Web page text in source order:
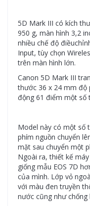
5D Mark III có kích
950 g, màn hình 3,2
nhiều chế độ
Input, tùy chọn
trên màn hình lớn.
Canon 5D Mark III
thước 36 x 24 mm độ
động 61 điểm một số
Model này có một số
phím nguồn chuyển
mặt sau chuyển một
Ngoài ra, thiết kế
giống mẫu EOS 7D
của mình. Lớp vỏ
với màu đen truyền
nước cũng như